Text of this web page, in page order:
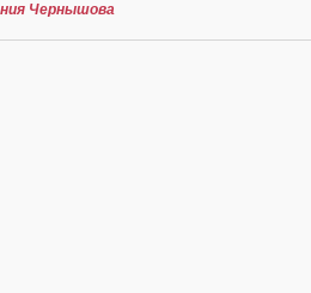
Чернышова